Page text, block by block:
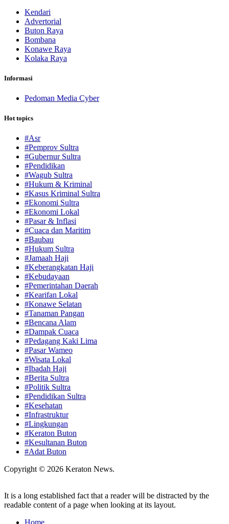
Kendari
Advertorial
Buton Raya
Bombana
Konawe Raya
Kolaka Raya
Informasi
Pedoman Media Cyber
Hot topics
#Asr
#Pemprov Sultra
#Gubernur Sultra
#Pendidikan
#Wagub Sultra
#Hukum & Kriminal
#Kasus Kriminal Sultra
#Ekonomi Sultra
#Ekonomi Lokal
#Pasar & Inflasi
#Cuaca dan Maritim
#Baubau
#Hukum Sultra
#Jamaah Haji
#Keberangkatan Haji
#Kebudayaan
#Pemerintahan Daerah
#Kearifan Lokal
#Konawe Selatan
#Tanaman Pangan
#Bencana Alam
#Dampak Cuaca
#Pedagang Kaki Lima
#Pasar Wameo
#Wisata Lokal
#Ibadah Haji
#Berita Sultra
#Politik Sultra
#Pendidikan Sultra
#Kesehatan
#Infrastruktur
#Lingkungan
#Keraton Buton
#Kesultanan Buton
#Adat Buton
Copyright © 2026 Keraton News.
It is a long established fact that a reader will be distracted by the
readable content of a page when looking at its layout.